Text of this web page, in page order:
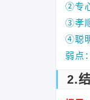
②专
③孝
④聪
弱点
2.